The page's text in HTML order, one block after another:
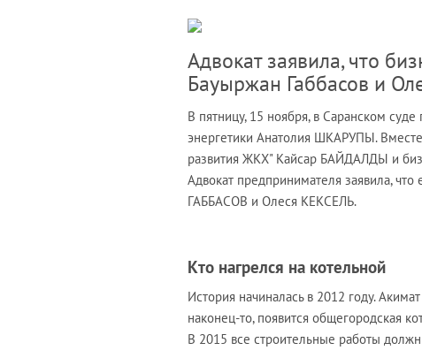
Адвокат заявила, что
Бауыржан Габбасов и
В пятницу, 15 ноября, в Саранском
энергетики Анатолия ШКАРУПЫ.
развития ЖКХ" Кайсар БАЙДАЛДЫ и
Адвокат предпринимателя заявила,
ГАББАСОВ и Олеся КЕКСЕЛЬ.
Кто нагрелся на котельной
История начиналась в 2012 году.
наконец-то, появится общегородская
В 2015 все строительные работы